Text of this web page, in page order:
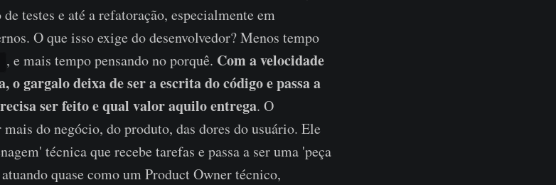
testes e até a refatoração, especialmente em
O que isso exige do desenvolvedor? Menos tempo
, e mais tempo pensando no porquê. Com a velocidade
o gargalo deixa de ser a escrita do código e passa a
ser feito e qual valor aquilo entrega. O
do negócio, do produto, das dores do usuário. Ele
técnica que recebe tarefas e passa a ser uma 'peça
quase como um Product Owner técnico,